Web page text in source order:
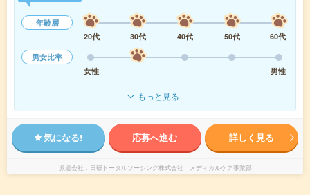
年齢層
20代
30代 40代 50代
60代
男女比率
女性
男性
もっと見る
気になる! 応募へ進む 詳しく見る
派遣会社 日研トータルソーシング株式会社 メディカルケア事業部